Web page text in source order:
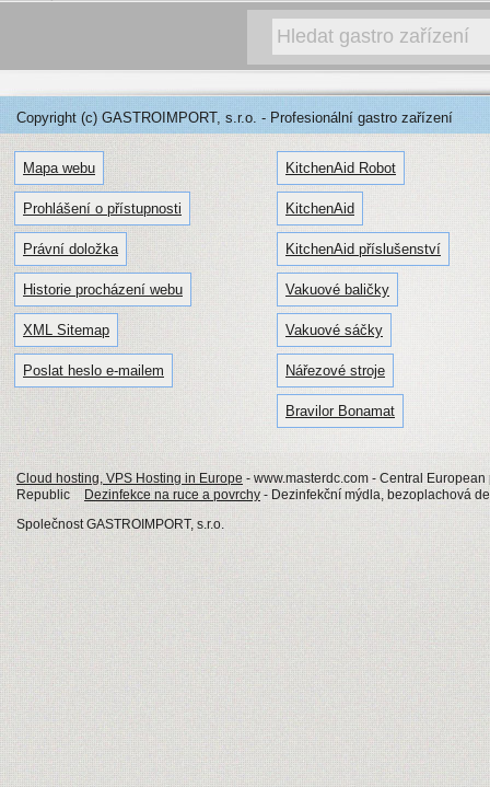
Copyright (c) GASTROIMPORT, s.r.o. - Profesionální gastro zařízení
Mapa webu
Prohlášení o přístupnosti
Právní doložka
Historie procházení webu
XML Sitemap
Poslat heslo e-mailem
KitchenAid Robot
KitchenAid
KitchenAid příslušenství
Vakuové baličky
Vakuové sáčky
Nářezové stroje
Bravilor Bonamat
Cloud hosting, VPS Hosting in Europe - www.masterdc.com - Central
Republic
Dezinfekce na ruce a povrchy - Dezinfekční mýdla, bezoplachová
Společnost GASTROIMPORT, s.r.o.